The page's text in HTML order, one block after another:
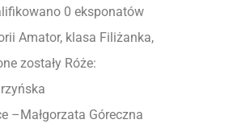
0 eksponatów
Amator, klasa Filiżanka,
zostały Róże:
–Małgorzata Góreczna